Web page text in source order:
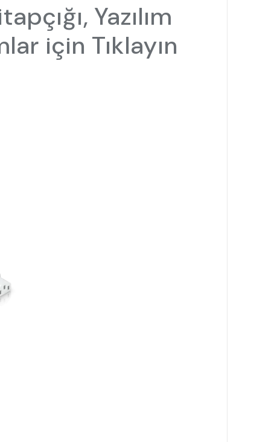
Yazılım
için Tıklayın